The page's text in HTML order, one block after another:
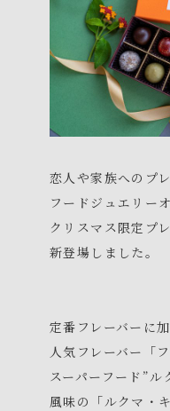
恋人や家族へのプ
フードジュエリー
クリスマス限定プ
新登場しました。
定番フレーバーに加
人気フレーバー「
スーパーフード”
風味の「ルクマ・